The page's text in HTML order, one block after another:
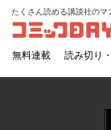
コミック
たくさん読める講談社のマ
無料連載 読み切り